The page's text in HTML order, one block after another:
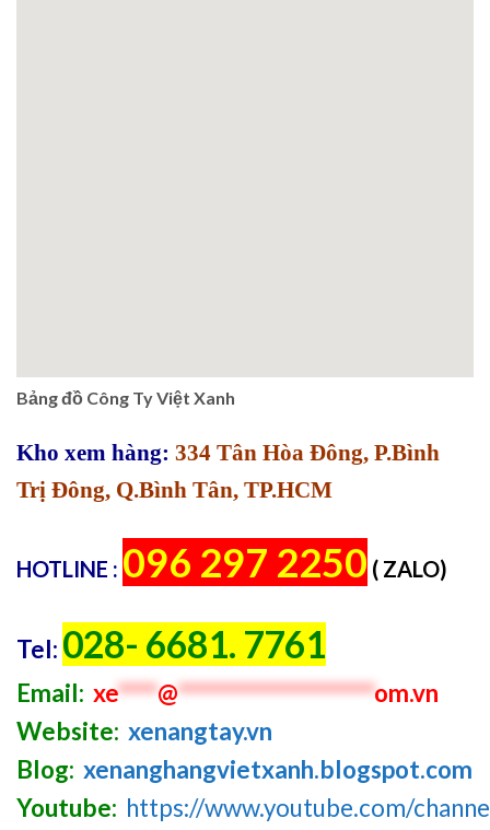
Bảng đồ Công Ty Việt Xanh
Kho xem hàng: 334 Tân Hòa Đông, P.Bình
Trị Đông, Q.Bình Tân, TP.HCM
HOTLINE : 096 297 2250 ( ZALO)
Tel: 028- 6681. 7761
Email: xe****@********************om.vn
Website: xenangtay.vn
Blog: xenanghangvietxanh.blogspot.com
Youtube: https://www.youtube.com/